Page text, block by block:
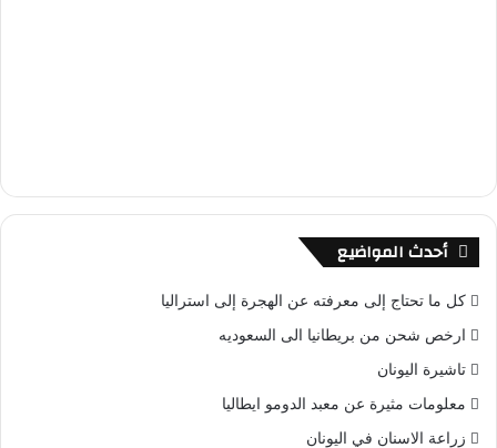
أحدث المواضيع
كل ما تحتاج إلى معرفته عن الهجرة إلى استراليا
ارخص شحن من بريطانيا الى السعوديه
تاشيرة اليونان
معلومات مثيرة عن معبد الدومو ايطاليا
زراعة الاسنان في اليونان